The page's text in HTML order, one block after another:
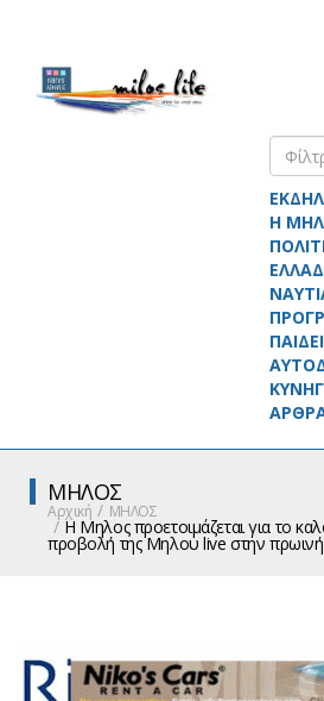
Η
ΜΗΛΟΣ
Αρχική ΜΗΛΟΣ
Η Μηλος προετοιμάζεται για το
προβολή της Μηλου live στην